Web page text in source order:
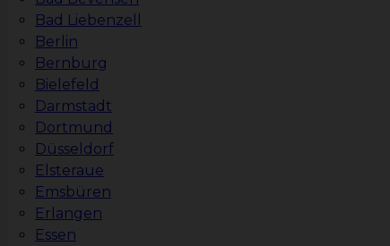
Bad Liebenzell
Berlin
Bernburg
Bielefeld
Darmstadt
Dortmund
Düsseldorf
Elsteraue
Emsbüren
Erlangen
Essen